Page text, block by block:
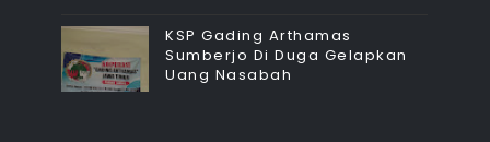
KSP Gading Arthamas
Sumberjo Di Duga Gelapkan
Uang Nasabah